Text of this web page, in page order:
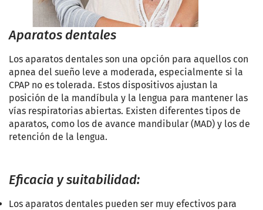
Aparatos dentales
Los aparatos dentales son una opción para aquellos con
apnea del sueño leve a moderada, especialmente si la
CPAP no es tolerada. Estos dispositivos ajustan la
posición de la mandíbula y la lengua para mantener las
vías respiratorias abiertas. Existen diferentes tipos de
aparatos, como los de avance mandibular (MAD) y los de
retención de la lengua.
Eficacia y suitabilidad:
Los aparatos dentales pueden ser muy efectivos para